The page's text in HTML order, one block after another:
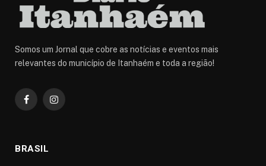
Somos um Jornal que cobre as notícias e eventos mais
relevantes do município de Itanhaém e toda a região!
FacebookInstagram
BRASIL